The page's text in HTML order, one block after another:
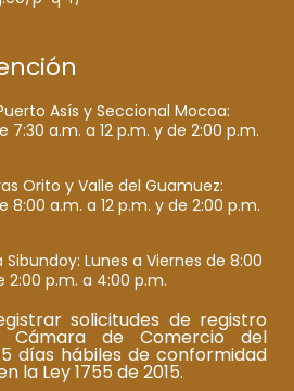
Asís y Seccional Mocoa:
7:30 a.m. a 12 p.m. y de 2:00 p.m.
Orito y Valle del Guamuez:
8:00 a.m. a 12 p.m. y de 2:00 p.m.
Lunes a Viernes de 8:00
2:00 p.m. a 4:00 p.m.
solicitudes de registro
de Comercio del
días hábiles de conformidad
la Ley 1755 de 2015.